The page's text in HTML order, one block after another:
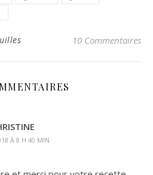
10 Commentaires
À 8 H 40 MIN